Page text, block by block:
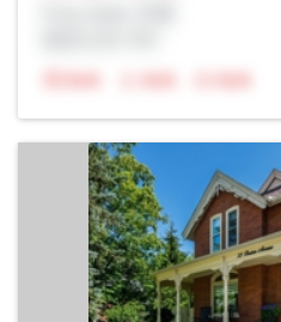
N/A
N/A N/A